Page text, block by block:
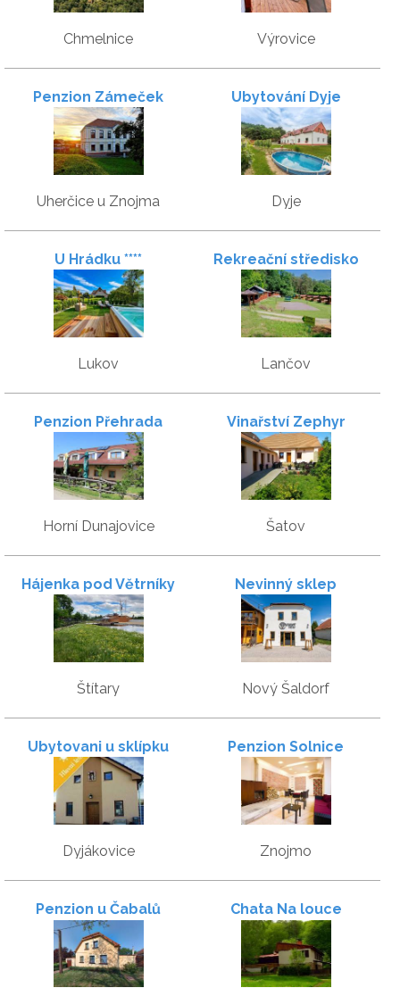
Chmelnice Výrovice
Penzion Zámeček
Uherčice u Znojma
Ubytování Dyje
Dyje
U Hrádku ****
Lukov
Rekreační středisko
Astra
Lančov
Penzion Přehrada
Horní Dunajovice
Vinařství Zephyr
Šatov
Hájenka pod Větrníky
Štítary
Nevinný sklep
Nový Šaldorf
Ubytovani u sklípku
Dyjákovice
Penzion Solnice
Znojmo
Penzion u Čabalů Chata Na louce